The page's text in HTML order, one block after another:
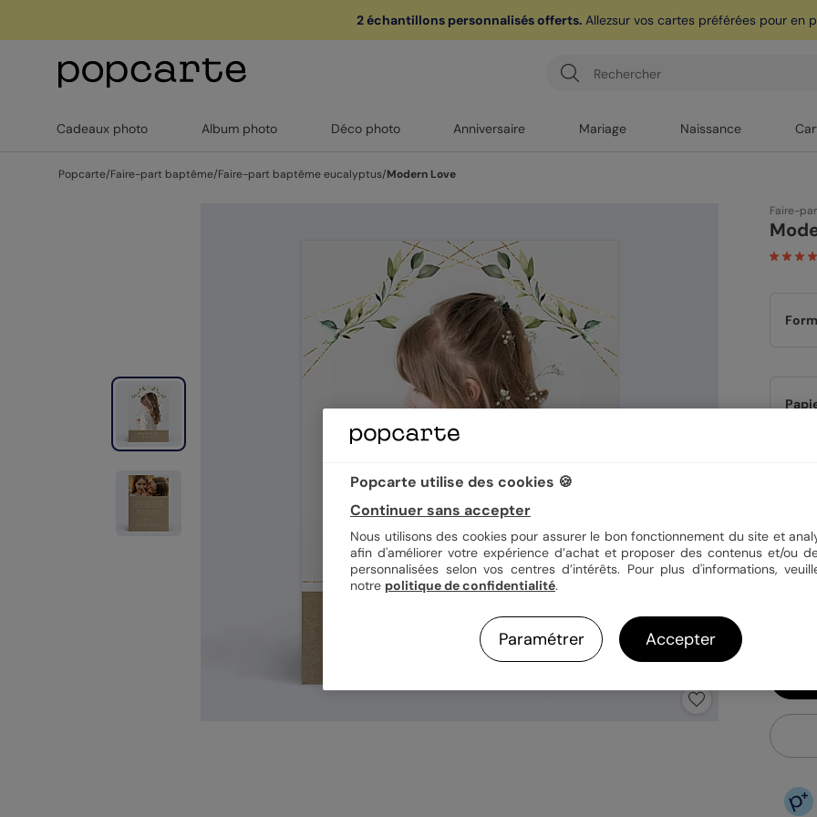
sur l'app* est
2 échantillons personnalisés offerts. Allezsur vos cartes préférées pour en
Cadeaux photo Album photo Déco photo Anniversaire Mariage Naissance
Popcarte/Faire-part baptême/Faire-part baptême eucalyptus/Modern Love
Faire-
Popcarte utilise des cookies 🍪
Continuer sans accepter
Nous utilisons des cookies pour assurer le bon fonctionnement du site et
afin d'améliorer votre expérience d’achat et proposer des contenus et/ou
personnalisées selon vos centres d’intérêts. Pour plus d'informations,
notre politique de confidentialité.
Paramétrer Accepter